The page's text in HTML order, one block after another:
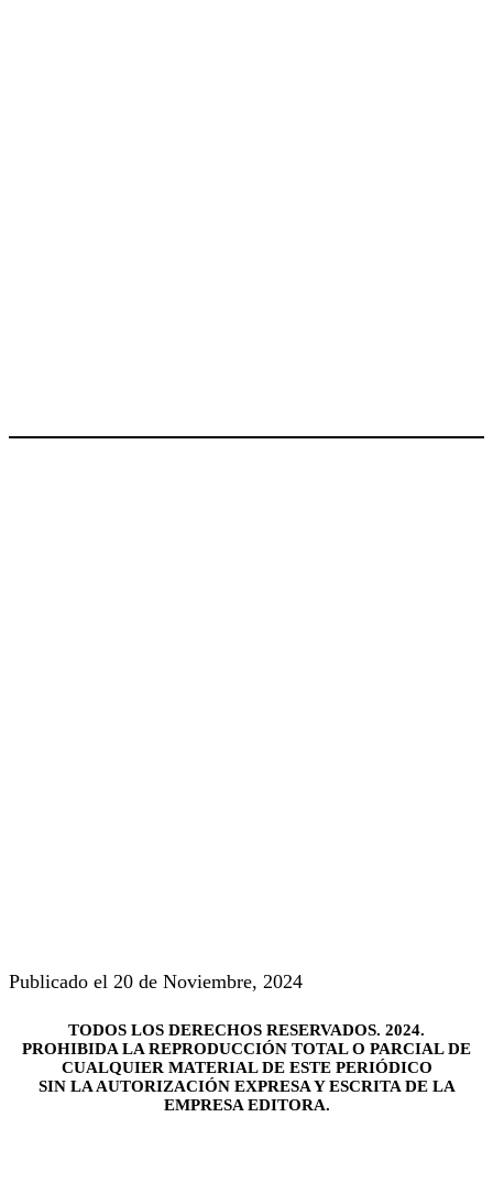
Publicado el 20 de Noviembre, 2024
TODOS LOS DERECHOS RESERVADOS. 2024.
PROHIBIDA LA REPRODUCCIÓN TOTAL O PARCIAL DE
CUALQUIER MATERIAL DE ESTE PERIÓDICO
SIN LA AUTORIZACIÓN EXPRESA Y ESCRITA DE LA
EMPRESA EDITORA.